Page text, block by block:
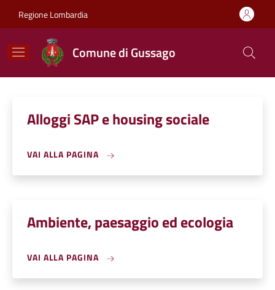
Regione Lombardia
Comune di Gussago
Alloggi SAP e housing sociale
VAI ALLA PAGINA
Ambiente, paesaggio ed ecologia
VAI ALLA PAGINA